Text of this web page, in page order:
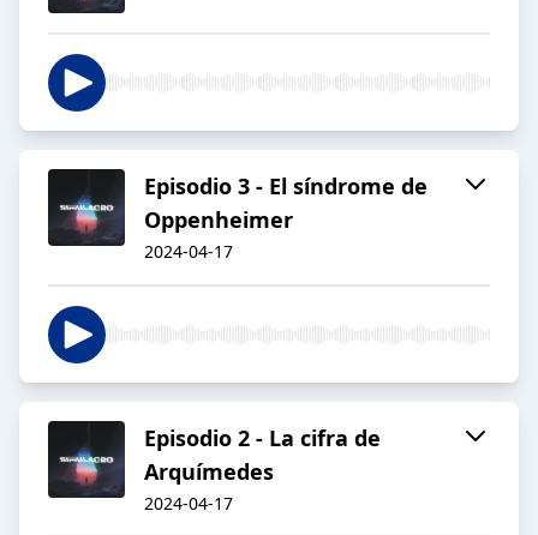
Episodio 3 - El síndrome de
Oppenheimer
2024-04-17
Episodio 2 - La cifra de
Arquímedes
2024-04-17